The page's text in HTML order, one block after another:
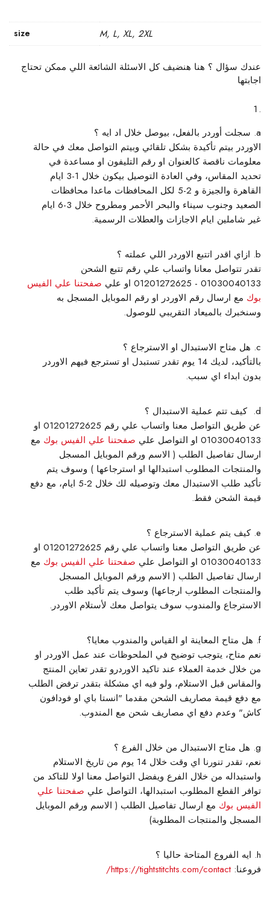
size M, L, XL, 2XL
عندك سؤال ؟ هنا هنضيف كل الاسئلة الشائعة اللي ممكن تحتاج
اجابتها
سجلت أوردر بالفعل، بيوصل خلال اد ايه ؟
الاوردر بيتم تأكيدة بشكل تلقائي وبيتم التواصل معك في حالة
معلومات ناقصة كالعنوان او رقم التليفون او مساعدة في
تحديد المقاس، وفي العادة التوصيل بيكون خلال 1-3 ايام
القاهرة والجيزة و 2-5 لكل المحافظات ماعدا محافظات
الصعيد وجنوب سيناء والبحر الأحمر ومطروح خلال 3-6 ايام
غير شاملين ايام الاجازات والعطلات الرسمية.
ازاي اقدر اتتبع الاوردر اللي عملته ؟
تقدر تتواصل معانا واتساب علي رقم تتبع الشحن
01030040133 - 01201272625 او علي
صفحتنا علي الفيس
بوك مع ارسال رقم الاوردر او رقم الموبايل المسجل به
وسنخبرك بالميعاد التقريبي للوصول.
هل متاح الاستبدال او الاسترجاع ؟
بالتأكيد، لديك 14 يوم تقدر تستبدل او تسترجع فيهم الاوردر
بدون ابداء اي سبب.
كيف تتم عملية الاستبدال ؟
عن طريق التواصل معنا واتساب علي رقم 01201272625 او
01030040133 او التواصل علي
صفحتنا علي الفيس بوك مع
ارسال تفاصيل الطلب ( الاسم ورقم الموبايل المسجل
والمنتجات المطلوب استبدالها او استرجاعها ) وسوف يتم
تأكيد طلب الاستبدال معك وتوصيله لك خلال 2-5 ايام، مع دفع
قيمة الشحن فقط.
كيف يتم عملية الاسترجاع ؟
عن طريق التواصل معنا واتساب علي رقم 01201272625 او
01030040133 او التواصل علي
صفحتنا علي الفيس بوك مع
ارسال تفاصيل الطلب ( الاسم ورقم الموبايل المسجل
والمنتجات المطلوب ارجاعها) وسوف يتم تأكيد طلب
الاسترجاع والمندوب سوف يتواصل معك لأستلام الاوردر.
هل متاح المعاينة او القياس والمندوب معايا؟
نعم متاح، يتوجب توضيح في الملحوظات عند عمل الاوردر او
من خلال خدمة العملاء عند تاكيد الاوردرو تقدر تعاين المنتج
والمقاس قبل الاستلام، ولو فيه اي مشكلة بتقدر ترفض الطلب
مع دفع قيمة مصاريف الشحن مقدما "انستا باي او فودافون
كاش" وعدم دفع اي مصاريف شحن مع المندوب.
هل متاح الاستبدال من خلال الفرع ؟
نعم، تقدر تنورنا اي وقت خلال 14 يوم من تاريخ الاستلام
واستبداله من خلال الفرع ويفضل التواصل معنا اولا للتاكد من
توافر القطع المطلوب استبدالها، التواصل علي صفحتنا علي
الفيس بوك مع ارسال تفاصيل الطلب ( الاسم ورقم الموبايل
المسجل والمنتجات المطلوبة)
ايه الفروع المتاحة حاليا ؟
فروعنا:https://tightstitchts.com/contact/